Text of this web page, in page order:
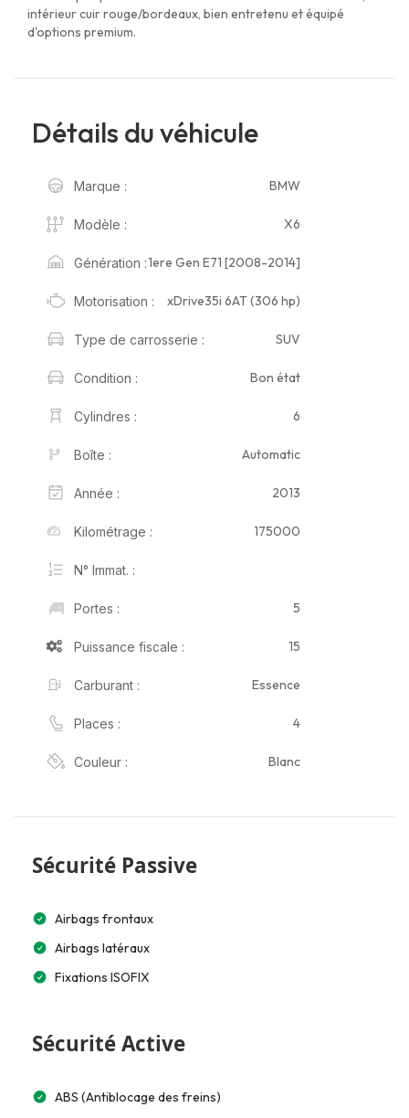
intérieur cuir rouge/bordeaux, bien entretenu et équipé
d'options premium.
Détails du véhicule
Marque : BMW
Modèle : X6
Génération :1ere Gen E71 [2008-2014]
Motorisation : xDrive35i 6AT (306 hp)
Type de carrosserie : SUV
Condition : Bon état
Cylindres : 6
Boîte : Automatic
Année : 2013
Kilométrage : 175000
N° Immat. :
Portes : 5
Puissance fiscale : 15
Carburant : Essence
Places : 4
Couleur : Blanc
Sécurité Passive
Airbags frontaux
Airbags latéraux
Fixations ISOFIX
Sécurité Active
ABS (Antiblocage des freins)